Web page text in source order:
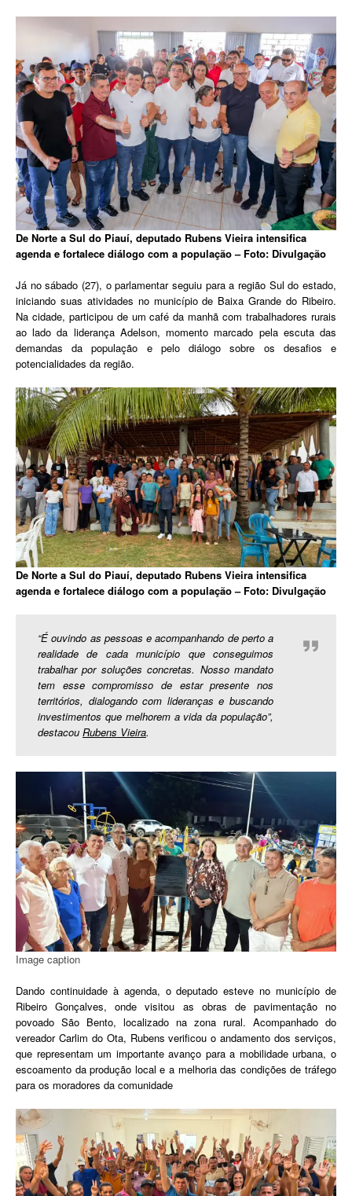
De Norte a Sul do Piauí, deputado Rubens Vieira intensifica
agenda e fortalece diálogo com a população – Foto: Divulgação
Já no sábado (27), o parlamentar seguiu para a região Sul do estado,
iniciando suas atividades no município de Baixa Grande do Ribeiro.
Na cidade, participou de um café da manhã com trabalhadores rurais
ao lado da liderança Adelson, momento marcado pela escuta das
demandas da população e pelo diálogo sobre os desafios e
potencialidades da região.
De Norte a Sul do Piauí, deputado Rubens Vieira intensifica
agenda e fortalece diálogo com a população – Foto: Divulgação
“É ouvindo as pessoas e acompanhando de perto a
realidade de cada município que conseguimos
trabalhar por soluções concretas. Nosso mandato
tem esse compromisso de estar presente nos
territórios, dialogando com lideranças e buscando
investimentos que melhorem a vida da população”,
destacou Rubens Vieira.
Image caption
Dando continuidade à agenda, o deputado esteve no município de
Ribeiro Gonçalves, onde visitou as obras de pavimentação no
povoado São Bento, localizado na zona rural. Acompanhado do
vereador Carlim do Ota, Rubens verificou o andamento dos serviços,
que representam um importante avanço para a mobilidade urbana, o
escoamento da produção local e a melhoria das condições de tráfego
para os moradores da comunidade